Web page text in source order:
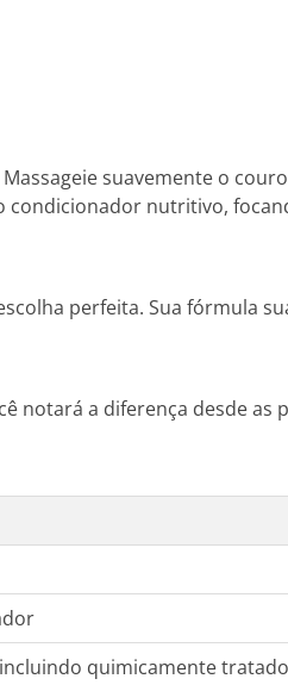
suavemente o
condicionador nutritivo,
perfeita. Sua fórmula
notará a diferença desde as
quimicamente